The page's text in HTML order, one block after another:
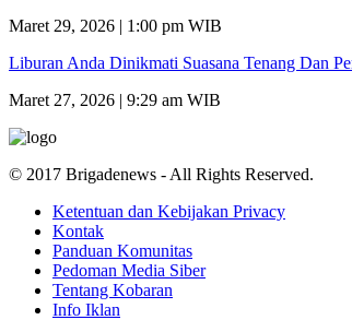
Maret 29, 2026 | 1:00 pm WIB
Liburan Anda Dinikmati Suasana Tenang Dan
Maret 27, 2026 | 9:29 am WIB
© 2017 Brigadenews - All Rights Reserved.
Ketentuan dan Kebijakan Privacy
Kontak
Panduan Komunitas
Pedoman Media Siber
Tentang Kobaran
Info Iklan